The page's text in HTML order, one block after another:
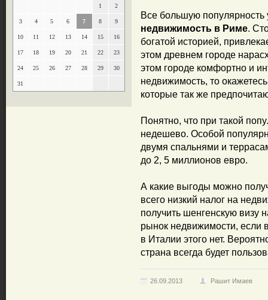
1 2
3 4 5 6 7 8 9
10 11 12 13 14 15 16
17 18 19 20 21 22 23
24 25 26 27 28 29 30
31
Все большую популярность
недвижимость в Риме.
богатой историей,
этом древнем городе
этом городе комфортно и
недвижимость, то
которые так же
Понятно, что при такой
недешево. Особой
двумя спальнями и
до 2, 5 миллионов евро.
А какие выгоды можно
всего низкий налог на
получить шенгенскую визу
рынок недвижимости, если
в Италии этого нет.
страна всегда будет
26.09.2013 Рашит Имаев